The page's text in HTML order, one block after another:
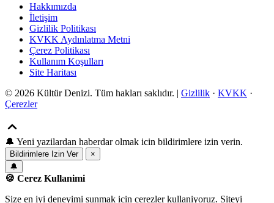
Hakkımızda
İletişim
Gizlilik Politikası
KVKK Aydınlatma Metni
Çerez Politikası
Kullanım Koşulları
Site Haritası
© 2026 Kültür Denizi. Tüm hakları saklıdır. | Gizlilik · KVKK ·
Çerezler
🔔 Yeni yazilardan haberdar olmak icin bildirimlere izin verin.
Bildirimlere Izin Ver
×
🔔
🍪 Cerez Kullanimi
Size en iyi deneyimi sunmak icin cerezler kullaniyoruz. Siteyi